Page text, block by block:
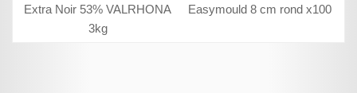
Extra Noir 53% VALRHONA
3kg
Easymould 8 cm rond x100